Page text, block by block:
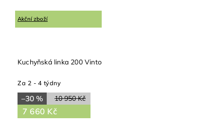
Akční zboží
Kuchyňská linka 200 Vinto
Za 2 - 4 týdny
10 950 Kč
–30 %
7 660 Kč